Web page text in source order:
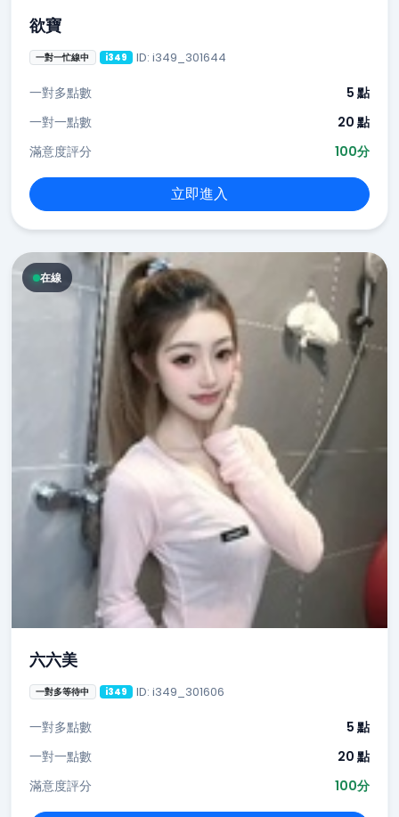
欲寶
一對一忙線中 i349 ID: i349_301644
一對多點數
5 點
一對一點數
20 點
滿意度評分
100分
立即進入
在線
六六美
一對多等待中 i349 ID: i349_301606
一對多點數
5 點
一對一點數
20 點
滿意度評分
100分